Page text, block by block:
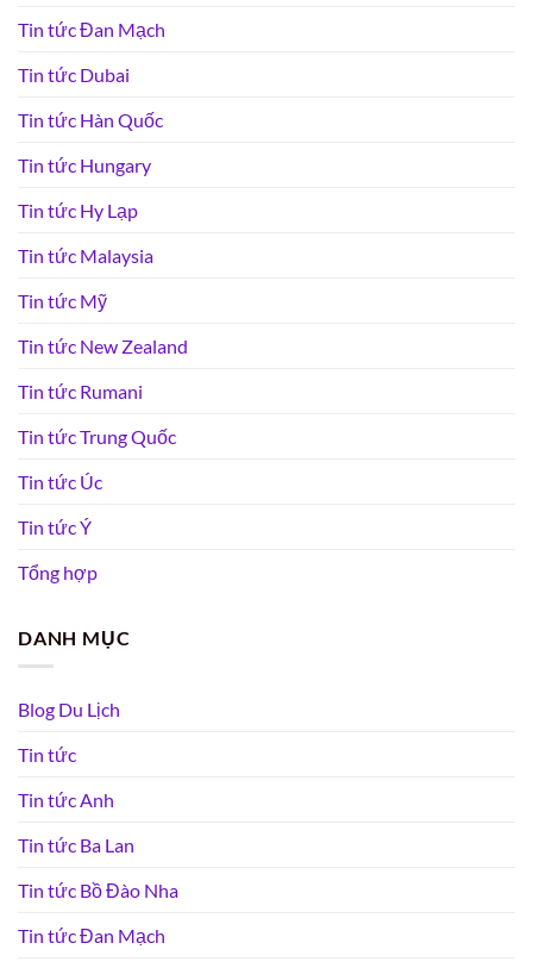
Tin tức Đan Mạch
Tin tức Dubai
Tin tức Hàn Quốc
Tin tức Hungary
Tin tức Hy Lạp
Tin tức Malaysia
Tin tức Mỹ
Tin tức New Zealand
Tin tức Rumani
Tin tức Trung Quốc
Tin tức Úc
Tin tức Ý
Tổng hợp
DANH MỤC
Blog Du Lịch
Tin tức
Tin tức Anh
Tin tức Ba Lan
Tin tức Bồ Đào Nha
Tin tức Đan Mạch